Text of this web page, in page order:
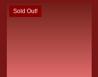
Sold Out!